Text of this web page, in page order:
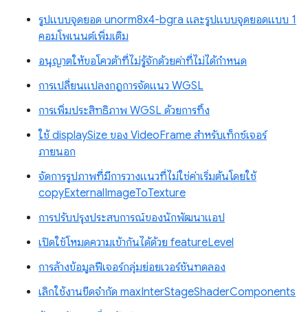
รูปแบบจุดยอด unorm8x4-bgra และรูปแบบจุดยอดแบบ 1
คอมโพเนนต์เพิ่มเติม
อนุญาตให้ขอโควต้าที่ไม่รู้จักด้วยค่าที่ไม่ได้กำหนด
การเปลี่ยนแปลงกฎการจัดแนว WGSL
การเพิ่มประสิทธิภาพ WGSL ด้วยการทิ้ง
ใช้ displaySize ของ VideoFrame สำหรับเท็กซ์เจอร์
ภายนอก
จัดการรูปภาพที่มีการวางแนวที่ไม่ใช่ค่าเริ่มต้นโดยใช้
copyExternalImageToTexture
การปรับปรุงประสบการณ์ของนักพัฒนาแอป
เปิดใช้โหมดความเข้ากันได้ด้วย featureLevel
การล้างข้อมูลฟีเจอร์กลุ่มย่อยเวอร์ชันทดลอง
เลิกใช้งานขีดจำกัด maxInterStageShaderComponents